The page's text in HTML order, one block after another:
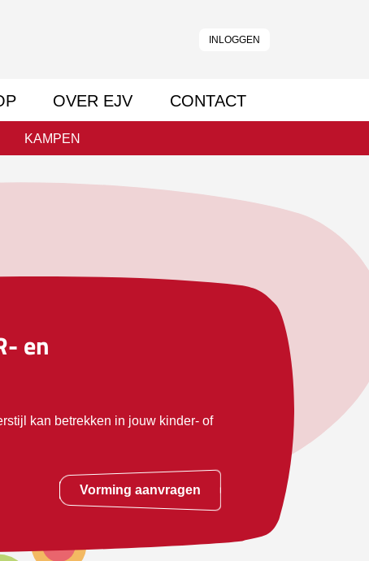
INLOGGEN
OVER EJV CONTACT
KAMPEN
en
kan betrekken in jouw kinder- of
Vorming aanvragen